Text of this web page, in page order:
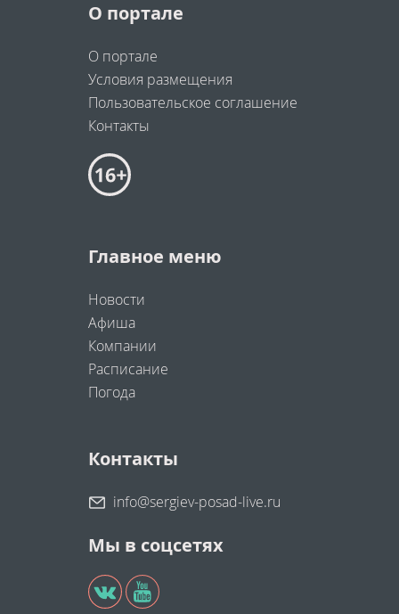
О портале
О портале
Условия размещения
Пользовательское соглашение
Контакты
Главное меню
Новости
Афиша
Компании
Расписание
Погода
Контакты
info@sergiev-posad-live.ru
Мы в соцсетях